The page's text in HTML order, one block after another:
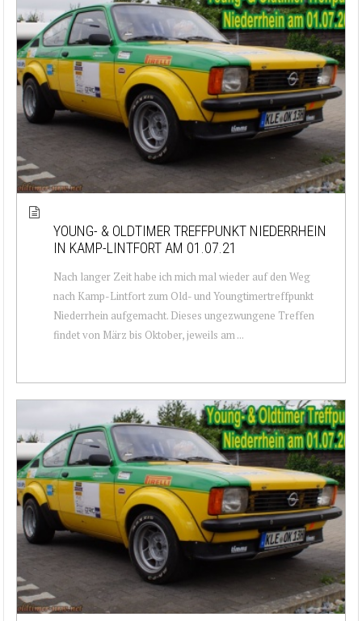
YOUNG- & OLDTIMER TREFFPUNKT NIEDERRHEIN
IN KAMP-LINTFORT AM 01.07.21
Nach langer Zeit habe ich mich mal wieder auf den Weg
nach Kamp-Lintfort zum Old- und Youngtimertreffpunkt
Niederrhein aufgemacht. Dieses ungezwungene Treffen
findet von März bis Oktober, jeweils am ...